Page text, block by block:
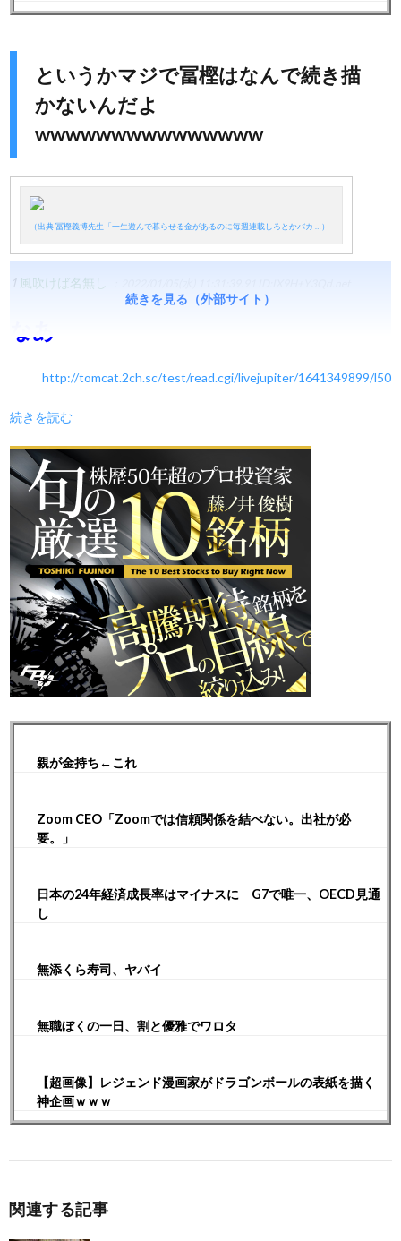
というかマジで冨樫はなんで続き描
かないんだよ
wwwwwwwwwwwwwww
（出典 冨樫義博先生「一生遊んで暮らせる金があるのに毎週連載しろとかバカ …）
1 風吹けば名無し
なあ
http://tomcat.2ch.sc/test/read.cgi/livejupiter/1641349899/l50
続きを読む
続きを見る（外部サイト）
親が金持ち←これ
Zoom CEO「Zoomでは信頼関係を結べない。出社が必
要。」
日本の24年経済成長率はマイナスに G7で唯一、OECD見通
し
無添くら寿司、ヤバイ
無職ぼくの一日、割と優雅でワロタ
【超画像】レジェンド漫画家がドラゴンボールの表紙を描く
神企画ｗｗｗ
関連する記事